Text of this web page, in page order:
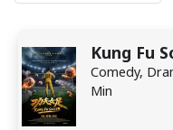
Kung Fu
Comedy,
Min